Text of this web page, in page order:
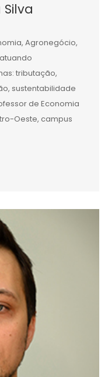
Agronegócio,
tributação,
sustentabilidade
de Economia
Oeste, campus